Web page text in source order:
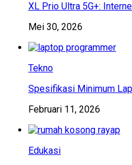
XL Prio Ultra 5G+:
Mei 30, 2026
Tekno
Spesifikasi Minimum
Februari 11, 2026
Edukasi